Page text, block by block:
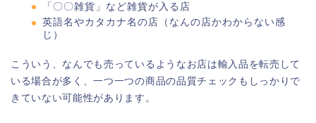
「〇〇雑貨」など雑貨が入る店
英語名やカタカナ名の店（なんの店かわからない感
じ）
こういう、なんでも売っているようなお店は輸入品を転売して
いる場合が多く、一つ一つの商品の品質チェックもしっかりで
きていない可能性があります。